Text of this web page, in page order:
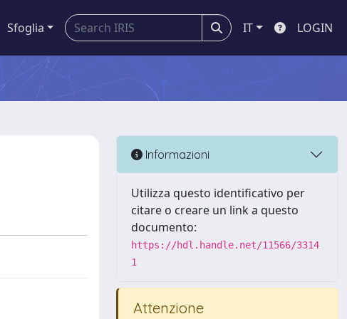
Sfoglia IT LOGIN
Informazioni
Utilizza questo identificativo per
citare o creare un link a questo
documento:
https://hdl.handle.net/11566/3314
1
Attenzione